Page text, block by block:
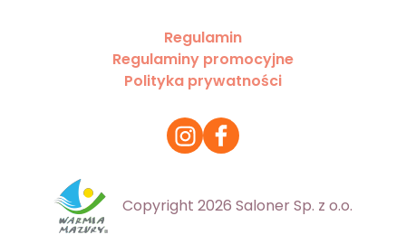
Regulamin
Regulaminy promocyjne
Polityka prywatności
Copyright 2026 Saloner Sp. z o.o.